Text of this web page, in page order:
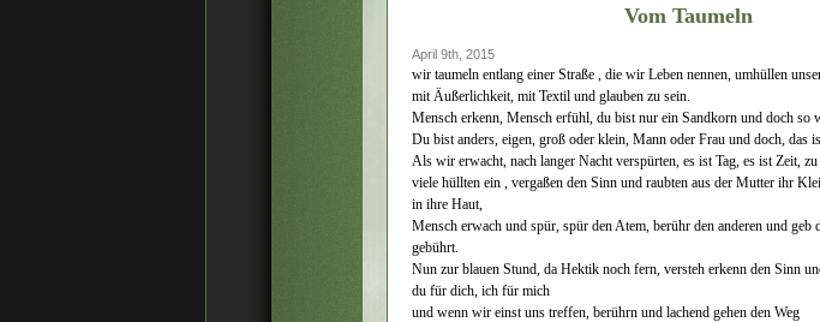
Vom Taumeln
April 9th, 2015
wir taumeln entlang einer Straße , die wir Leben nennen, umhüllen
mit Äußerlichkeit, mit Textil und glauben zu sein.
Mensch erkenn, Mensch erfühl, du bist nur ein Sandkorn und doch so
Du bist anders, eigen, groß oder klein, Mann oder Frau und doch, das
Als wir erwacht, nach langer Nacht verspürten, es ist Tag, es ist Zeit,
viele hüllten ein , vergaßen den Sinn und raubten aus der Mutter ihr
in ihre Haut,
Mensch erwach und spür, spür den Atem, berühr den anderen und geb
gebührt.
Nun zur blauen Stund, da Hektik noch fern, versteh erkenn den Sinn
du für dich, ich für mich
und wenn wir einst uns treffen, berührn und lachend gehen den Weg